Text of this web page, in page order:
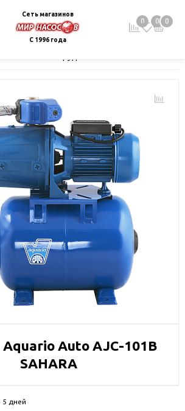
Сеть магазинов
С 1996 года
0 0 0
Auto AJC-101B
SAHARA
5 дней